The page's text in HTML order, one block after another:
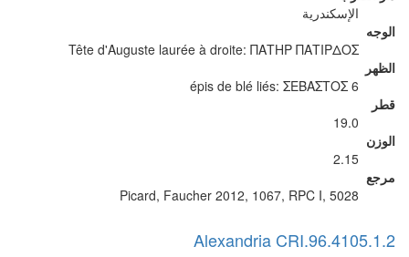
الإسكندرية
الوجه
Tête d'Auguste laurée à droite: ΠΑΤΗΡ ΠΑΤΙΡΔΟΣ
الظهر
6 épis de blé liés: ΣΕΒΑΣΤΟΣ
قطر
19.0
الوزن
2.15
مرجع
Picard, Faucher 2012, 1067, RPC I, 5028
Alexandria CRI.96.4105.1.2